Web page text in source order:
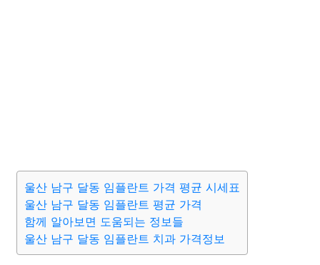
울산 남구 달동 임플란트 가격 평균 시세표
울산 남구 달동 임플란트 평균 가격
함께 알아보면 도움되는 정보들
울산 남구 달동 임플란트 치과 가격정보